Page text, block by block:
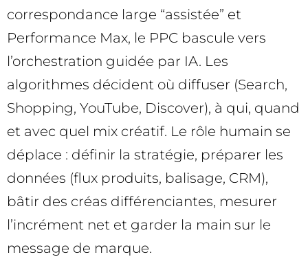
correspondance large “assistée” et
Performance Max, le PPC bascule vers
l’orchestration guidée par IA. Les
algorithmes décident où diffuser (Search,
Shopping, YouTube, Discover), à qui, quand
et avec quel mix créatif. Le rôle humain se
déplace : définir la stratégie, préparer les
données (flux produits, balisage, CRM),
bâtir des créas différenciantes, mesurer
l’incrément net et garder la main sur le
message de marque.